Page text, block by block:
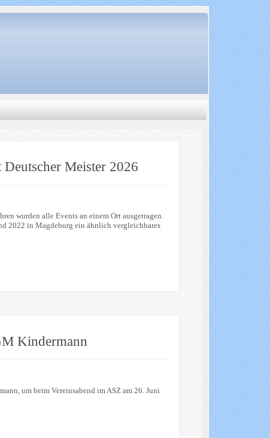
Meister 2026
wurden alle Events an einem Ort ausgetragen.
2022 in Magdeburg ein ähnlich vergleichbares
Kindermann
um beim Vereinsabend im ASZ am 26. Juni